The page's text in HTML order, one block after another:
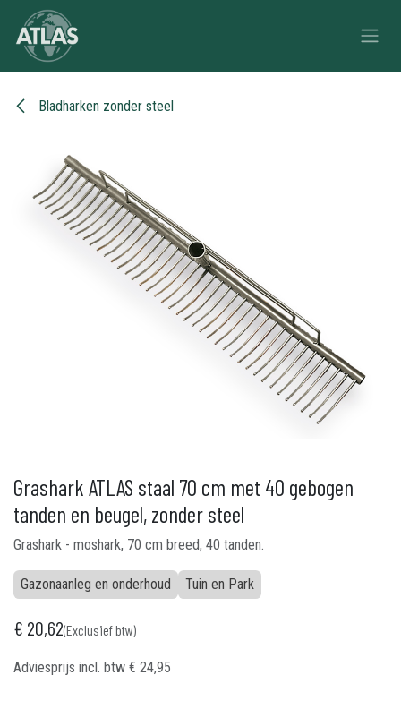
Overslaan naar inhoud
Bladharken zonder steel
Grashark ATLAS staal 70 cm met 40 gebogen
tanden en beugel, zonder steel
Grashark - moshark, 70 cm breed, 40 tanden.
Gazonaanleg en onderhoud Tuin en Park
€ 20,62(Exclusief btw)
Adviesprijs incl. btw € 24,95